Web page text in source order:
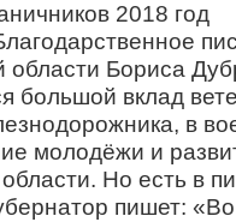
2018 год
области Бориса
большой вклад
в
молодёжи и
Но есть в
пишет: